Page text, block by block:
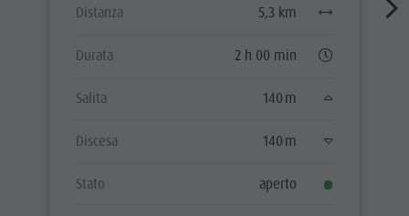
Distanza 5,3 km
Durata 2 h 00 min
Salita 140 m
Discesa 140 m
Stato aperto